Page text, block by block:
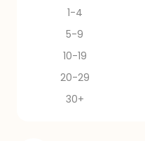
1-4
5-9
10-19
20-29
30+